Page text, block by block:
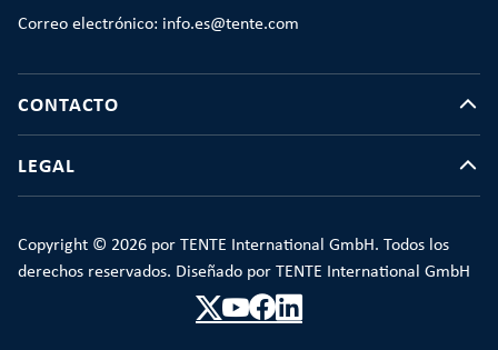
Correo electrónico: info.es@tente.com
CONTACTO
LEGAL
Copyright © 2026 por TENTE International GmbH. Todos los
derechos reservados. Diseñado por TENTE International GmbH